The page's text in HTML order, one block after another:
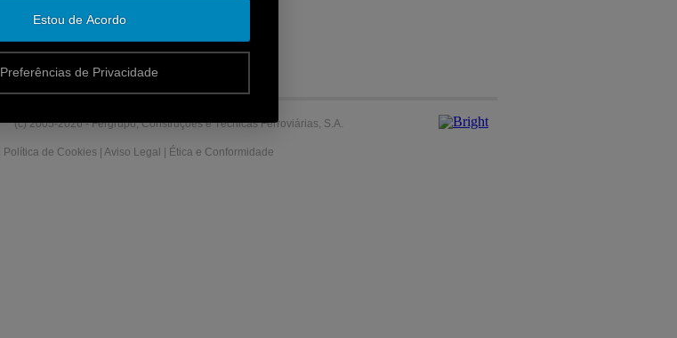
(c) 2005-2026 - Fergrupo, Construções e Técnicas Ferroviárias, S.A.
| Política de Cookies | Aviso Legal Ética e Conformidade
Preferências de Privacidade
Estou de Acordo